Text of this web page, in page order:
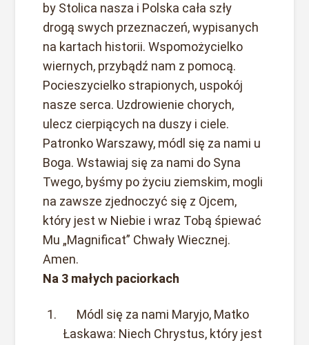
by Stolica nasza i Polska cała szły
drogą swych przeznaczeń, wypisanych
na kartach historii. Wspomożycielko
wiernych, przybądź nam z pomocą.
Pocieszycielko strapionych, uspokój
nasze serca. Uzdrowienie chorych,
ulecz cierpiących na duszy i ciele.
Patronko Warszawy, módl się za nami u
Boga. Wstawiaj się za nami do Syna
Twego, byśmy po życiu ziemskim, mogli
na zawsze zjednoczyć się z Ojcem,
który jest w Niebie i wraz Tobą śpiewać
Mu „Magnificat” Chwały Wiecznej.
Amen.
Na 3 małych paciorkach
Módl się za nami Maryjo, Matko
Łaskawa: Niech Chrystus, który jest